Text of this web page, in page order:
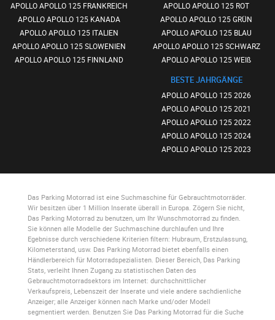
APOLLO APOLLO 125 FRANKREICH
APOLLO APOLLO 125 KANADA
APOLLO APOLLO 125 ITALIEN
APOLLO APOLLO 125 SLOWENIEN
APOLLO APOLLO 125 FINNLAND
APOLLO APOLLO 125 ROT
APOLLO APOLLO 125 GRÜN
APOLLO APOLLO 125 BLAU
APOLLO APOLLO 125 SCHWARZ
APOLLO APOLLO 125 WEIß
BESTE JAHRGÄNGE
APOLLO APOLLO 125 2026
APOLLO APOLLO 125 2021
APOLLO APOLLO 125 2022
APOLLO APOLLO 125 2024
APOLLO APOLLO 125 2023
Das Parking Motorradist eine Suchmaschine für Gebrauchtmotorräder.
Wir besitzen über 1 Million Inserate überall in Europa. Zögern Sie nicht,
Das Parking Motorradzu benutzen, um Ihr Wunschmotorrad zu finden.
Sie können alle Modelle der Suchmaschine durchlaufen und Ihre
Egebnisse durch verschiedene Kriterien filtern: Hubraum, Erstzulassung,
Kilometerstand, usw. Das Parking Motorradbietet ebenfalls einen
Händlerbereich für Motorradspezialisten. Dieser Bereich, Das Parking
Stats, verleiht Ihnen Zugang zu statistischen Daten des
Gebrauchtmotorradsektors im Internet: durchschnittlicher
Verkaufspreis, Lebenszeit der Inserate und viele andere sachdienliche
Anzeiger; alle Anzeiger können nach Marke und/oder Modell
segmentiert werden. Benutzen Sie Das Parking Motorradfür die Suche